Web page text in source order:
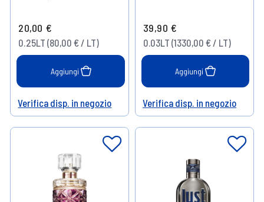
20,00 €
0.25LT (80,00 € / LT)
Aggiungi
Help
Verifica disp. in negozio
39,90 €
0.03LT (1330,00 € / LT)
Aggiungi
Help
Verifica disp. in negozio